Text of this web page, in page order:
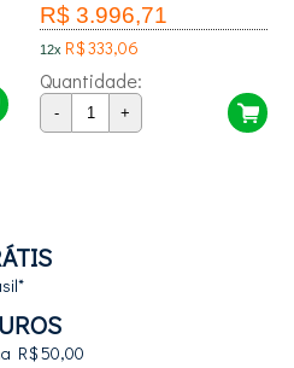
R$ 3.996,71
12x R$ 333,06
Quantidade:
- +
R$ 50,00